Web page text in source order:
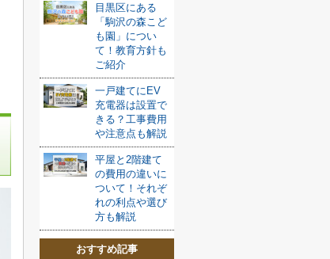
目黒区にある
「駒沢の森こど
も園」につい
て！教育方針も
ご紹介
一戸建てにEV
充電器は設置で
きる？工事費用
や注意点も解説
平屋と2階建て
の費用の違いに
ついて！それぞ
れの利点や選び
方も解説
おすすめ記事